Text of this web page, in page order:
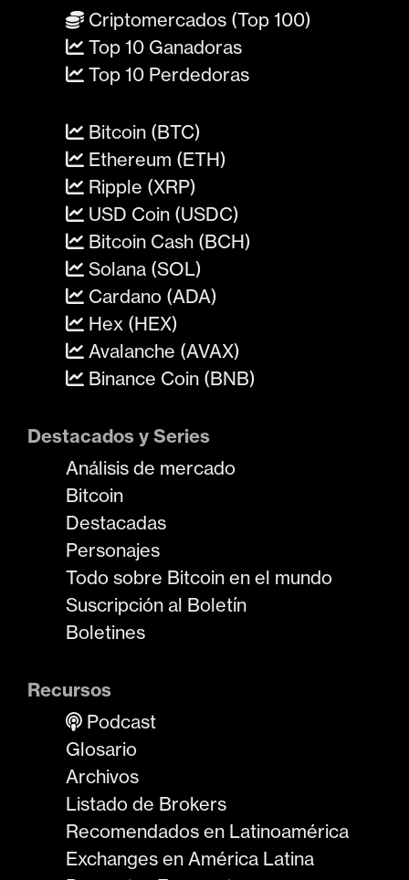
Criptomercados (Top 100)
Top 10 Ganadoras
Top 10 Perdedoras
Bitcoin (BTC)
Ethereum (ETH)
Ripple (XRP)
USD Coin (USDC)
Bitcoin Cash (BCH)
Solana (SOL)
Cardano (ADA)
Hex (HEX)
Avalanche (AVAX)
Binance Coin (BNB)
Destacados y Series
Análisis de mercado
Bitcoin
Destacadas
Personajes
Todo sobre Bitcoin en el mundo
Suscripción al Boletín
Boletines
Recursos
Podcast
Glosario
Archivos
Listado de Brokers
Recomendados en Latinoamérica
Exchanges en América Latina